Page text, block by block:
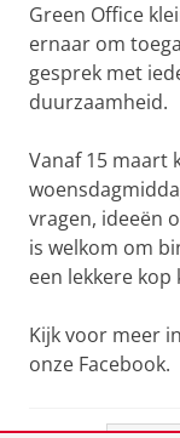
Green Office
ernaar om
gesprek met
duurzaamheid.
Vanaf 15 maart
vragen, ideeën
is welkom om
een lekkere
​Kijk voor meer
onze Facebook​.